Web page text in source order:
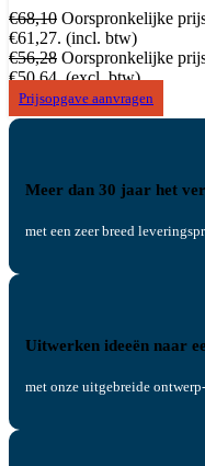
€68,10 Oorspronkelijke
€61,27. (incl. btw)
€56,28 Oorspronkelijke
€50,64. (excl. btw)
Prijsopgave aanvragen
Meer dan 30 jaar het
met een zeer breed
Uitwerken ideeën naar
met onze uitgebreide